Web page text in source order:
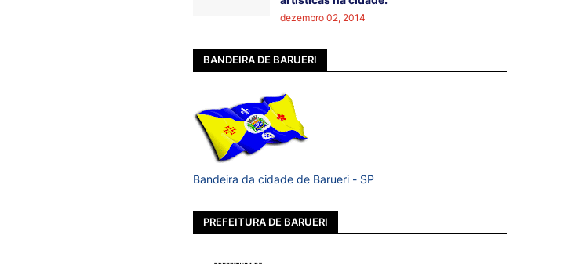
dezembro 02, 2014
BANDEIRA DE BARUERI
Bandeira da cidade de Barueri - SP
PREFEITURA DE BARUERI